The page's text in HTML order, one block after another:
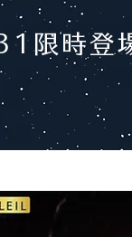
限時登